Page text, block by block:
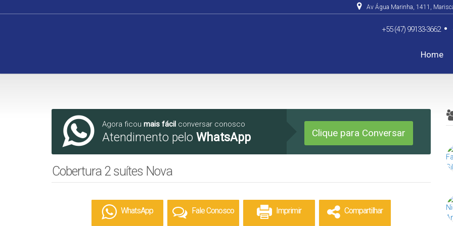
Av Água Marinha, 1411 ,
+55 (47) 99133-3662
Home
Agora ficou mais fácil conversar conosco
Atendimento pelo WhatsApp Clique para Conversar
Cobertura 2 suítes Nova
WhatsApp Fale Conosco Imprimir Compartilhar